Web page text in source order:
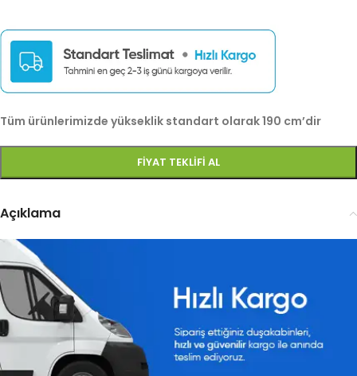
Tüm ürünlerimizde yükseklik standart olarak 190 cm’dir
FIYAT TEKLIFI AL
Açıklama